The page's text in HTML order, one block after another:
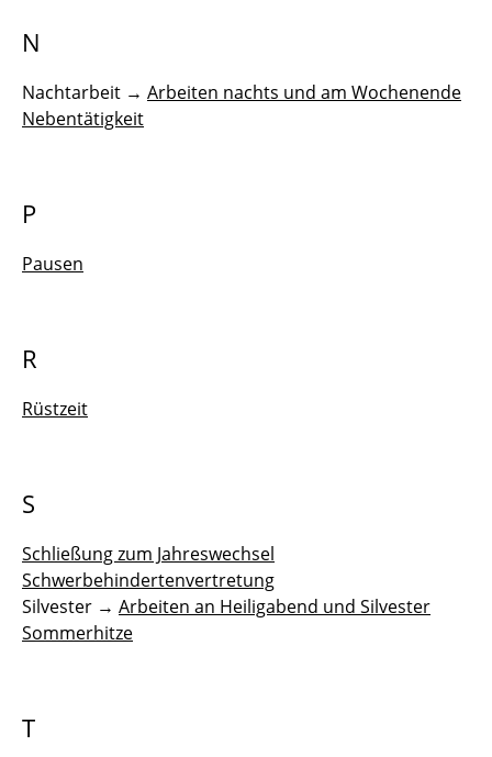
N
Nachtarbeit → Arbeiten nachts und am Wochenende
Nebentätigkeit
P
Pausen
R
Rüstzeit
S
Schließung zum Jahreswechsel
Schwerbehindertenvertretung
Silvester → Arbeiten an Heiligabend und Silvester
Sommerhitze
T